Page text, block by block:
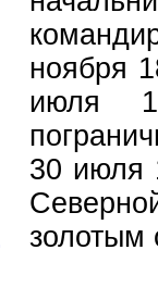
ноября
июля
30 июля
золотым